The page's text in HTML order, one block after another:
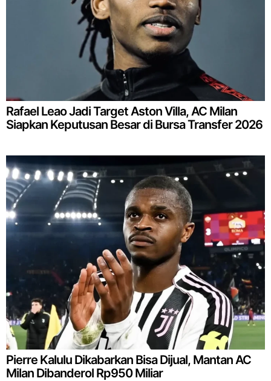
Rafael Leao Jadi Target Aston Villa, AC Milan
Siapkan Keputusan Besar di Bursa Transfer 2026
Pierre Kalulu Dikabarkan Bisa Dijual, Mantan AC
Milan Dibanderol Rp950 Miliar